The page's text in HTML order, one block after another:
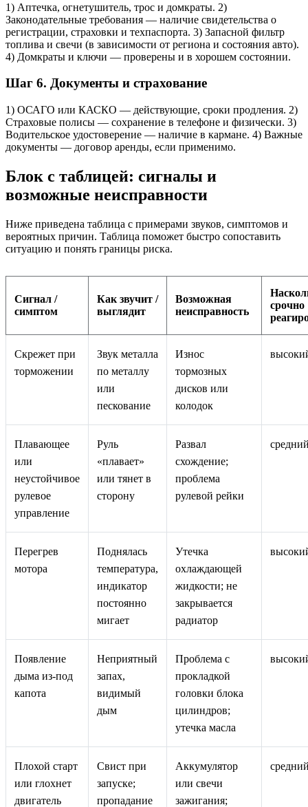
1) Аптечка, огнетушитель, трос и домкраты. 2)
Законодательные требования — наличие свидетельства о
регистрации, страховки и техпаспорта. 3) Запасной фильтр
топлива и свечи (в зависимости от региона и состояния авто).
4) Домкраты и ключи — проверены и в хорошем состоянии.
Шаг 6. Документы и страхование
1) ОСАГО или КАСКО — действующие, сроки продления. 2)
Страховые полисы — сохранение в телефоне и физически. 3)
Водительское удостоверение — наличие в кармане. 4) Важные
документы — договор аренды, если применимо.
Блок с таблицей: сигналы и
возможные неисправности
Ниже приведена таблица с примерами звуков, симптомов и
вероятных причин. Таблица поможет быстро сопоставить
ситуацию и понять границы риска.
Сигнал /
симптом
Как звучит /
выглядит
Возможная
неисправность
срочно
Скрежет при
торможении
Звук металла
по металлу
или
пескование
Износ
тормозных
дисков или
колодок
Плавающее
или
неустойчивое
рулевое
управление
Руль
«плавает»
или тянет в
сторону
Развал
схождение;
проблема
рулевой рейки
Перегрев
мотора
Поднялась
температура,
индикатор
постоянно
мигает
Утечка
охлаждающей
жидкости; не
закрывается
радиатор
Появление
дыма из-под
капота
Неприятный
запах,
видимый
дым
Проблема с
прокладкой
головки блока
цилиндров;
утечка масла
Плохой старт
или глохнет
двигатель
Свист при
запуске;
пропадание
Аккумулятор
или свечи
зажигания;